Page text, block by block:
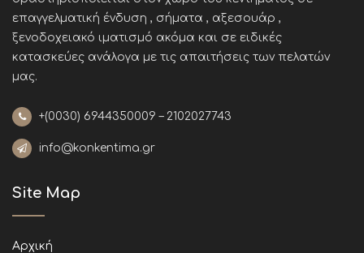
επαγγελματική ένδυση , σήματα , αξεσουάρ ,
ξενοδοχειακό ιματισμό ακόμα και σε ειδικές
κατασκεύες ανάλογα με τις απαιτήσεις των πελατών
μας.
+(0030) 6944350009 – 2102027743
info@konkentima.gr
Site Map
Αρχική